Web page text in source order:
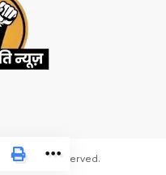
Rights Reserved.